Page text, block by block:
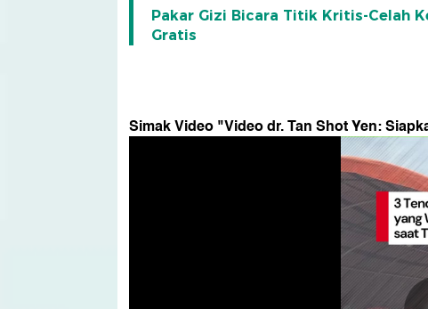
Pakar Gizi Bicara Titik Kritis-Celah
Gratis
Simak Video "Video dr. Tan Shot Yen: